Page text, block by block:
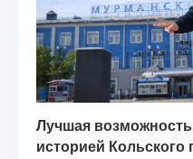
Лучшая возможность
историей Кольского